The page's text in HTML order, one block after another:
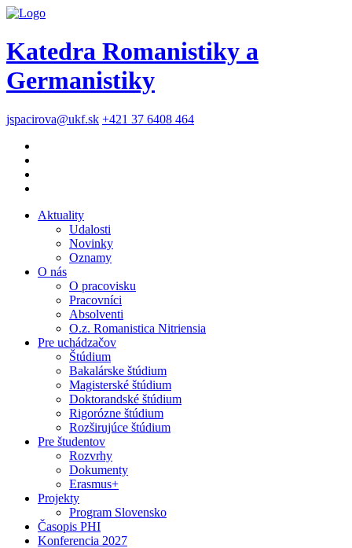
Katedra Romanistiky a
Germanistiky
jspacirova@ukf.sk +421 37 6408 464
Aktuality
Udalosti
Novinky
Oznamy
O nás
O pracovisku
Pracovníci
Absolventi
O.z. Romanistica Nitriensia
Pre uchádzačov
Štúdium
Bakalárske štúdium
Magisterské štúdium
Doktorandské štúdium
Rigorózne štúdium
Rozširujúce štúdium
Pre študentov
Rozvrhy
Dokumenty
Erasmus+
Projekty
Program Slovensko
Časopis PHI
Konferencia 2027